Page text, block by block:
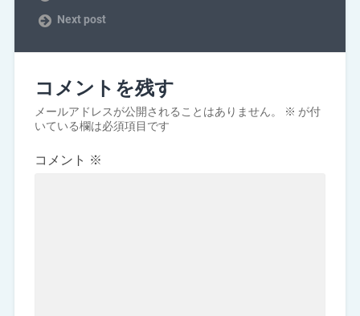
Next post
コメントを残す
メールアドレスが公開されることはありません。 ※ が付
いている欄は必須項目です
コメント ※